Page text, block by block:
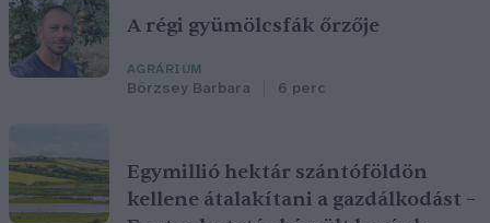
A régi gyümölcsfák őrzője
AGRÁRIUM
Börzsey Barbara 6 perc
Egymillió hektár szántóföldön
kellene átalakítani a gazdálkodást –